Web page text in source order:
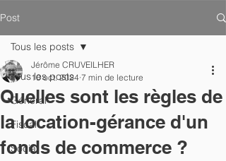
Post
Tous les posts
Général
Fiscal
Social
Tous les posts
Quelles sont les règles de
la location-gérance d'un
fonds de commerce ?
Jérôme CRUVEILHER
10 oct. 2024 7 min de lecture